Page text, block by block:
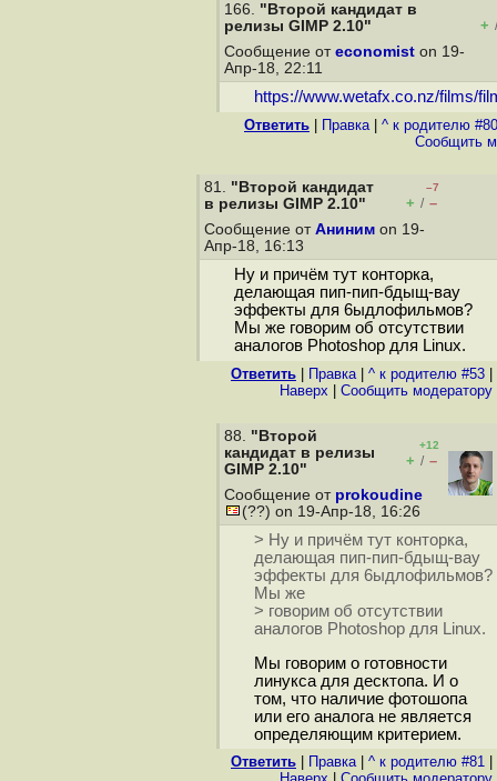
166. "Второй кандидат в
релизы GIMP 2.10"
+ /
Сообщение от economist on 19-
Апр-18, 22:11
https://www.wetafx.co.nz/films/
Ответить Правка| ^ к родителю #80
Cообщить
81. "Второй кандидат
в релизы GIMP 2.10"
–7
+ / –
Сообщение от Аниним on 19-
Апр-18, 16:13
Ну и причём тут конторка,
делающая пип-пип-бдыщ-вау
эффекты для 6ыдлофильмов?
Мы же говорим об отсутствии
аналогов Photoshop для Linux.
Ответить Правка| ^ к родителю #53
Наверх
Cообщить модератору
88. "Второй
кандидат в релизы
GIMP 2.10"
+12
+ / –
Сообщение от prokoudine
(??) on 19-Апр-18, 16:26
> Ну и причём тут конторка,
делающая пип-пип-бдыщ-вау
эффекты для 6ыдлофильмов?
Мы же
> говорим об отсутствии
аналогов Photoshop для Linux.
Мы говорим о готовности
линукса для десктопа. И о
том, что наличие фотошопа
или его аналога не является
определяющим критерием.
Ответить Правка| ^ к родителю #81